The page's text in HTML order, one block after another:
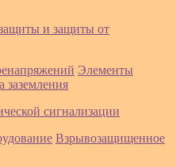
и защиты от
Элементы
заземления
сигнализации
Взрывозащищенное